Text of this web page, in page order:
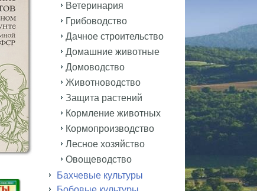
Ветеринария
Грибоводство
Дачное строительство
Домашние животные
Домоводство
Животноводство
Защита растений
Кормление животных
Кормопроизводство
Лесное хозяйство
Овощеводство
Бахчевые культуры